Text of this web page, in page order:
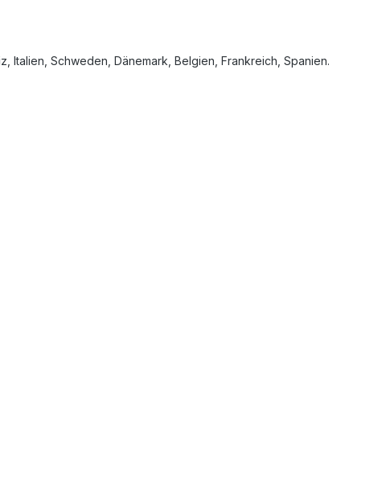
Italien, Schweden, Dänemark, Belgien, Frankreich, Spanien.